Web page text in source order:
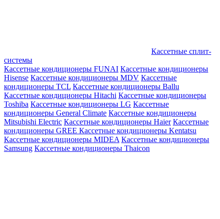
Кассетные сплит-
системы
Кассетные кондиционеры FUNAI Кассетные кондиционеры
Hisense Кассетные кондиционеры MDV Кассетные
кондиционеры TCL Кассетные кондиционеры Ballu
Кассетные кондиционеры Hitachi Кассетные кондиционеры
Toshiba Кассетные кондиционеры LG Кассетные
кондиционеры General Climate Кассетные кондиционеры
Mitsubishi Electric Кассетные кондиционеры Haier Кассетные
кондиционеры GREE Кассетные кондиционеры Kentatsu
Кассетные кондиционеры MIDEA Кассетные кондиционеры
Samsung Кассетные кондиционеры Thaicon